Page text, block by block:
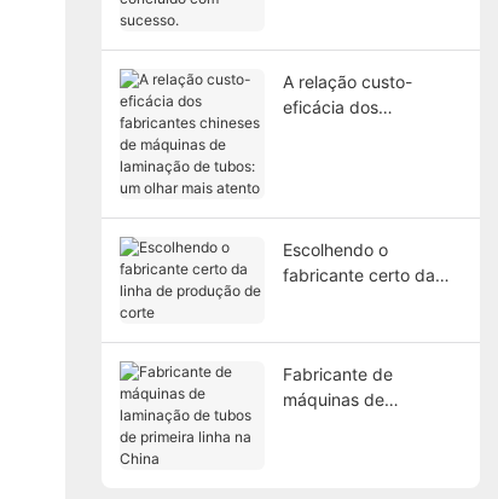
A relação custo-
eficácia dos
Escolhendo o
fabricante certo da
Fabricante de
máquinas de